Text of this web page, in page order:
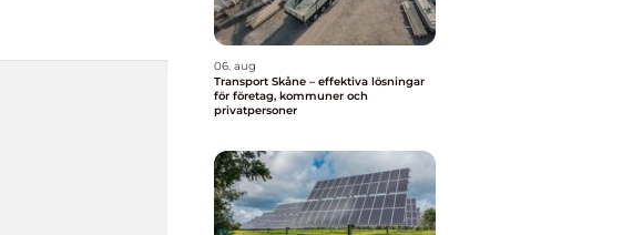
06. aug
Transport Skåne – effektiva lösningar
för företag, kommuner och
privatpersoner